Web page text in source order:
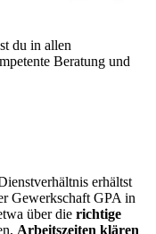
du in allen
Beratung und
erhältst
Gewerkschaft GPA in
über die richtige
Arbeitszeiten klären